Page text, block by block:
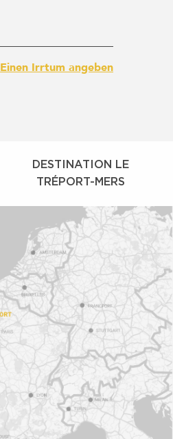
Einen Irrtum angeben
DESTINATION LE
TRÉPORT-MERS